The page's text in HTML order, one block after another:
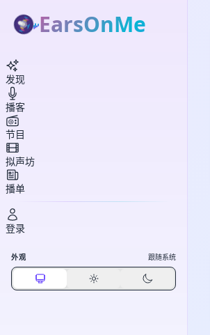
EarsOnMe
发现
播客
节目
拟声坊
播单
登录
外观 跟随系统